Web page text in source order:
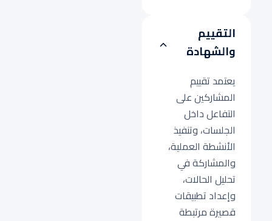
التقييم
والشهادة
يعتمد تقييم
المشاركين على
التفاعل داخل
الجلسات، وتنفيذ
الأنشطة العملية،
والمشاركة في
تحليل الحالات،
وإعداد تطبيقات
قصيرة مرتبطة